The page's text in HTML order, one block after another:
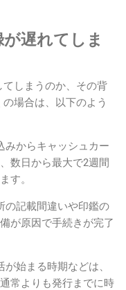
遅れてしま
しまうのか、その背
場合は、以下のよう
みからキャッシュカー
数日から最大で2週間
す。
の記載間違いや印鑑の
が原因で手続きが完了
が始まる時期などは、
常よりも発行までに時